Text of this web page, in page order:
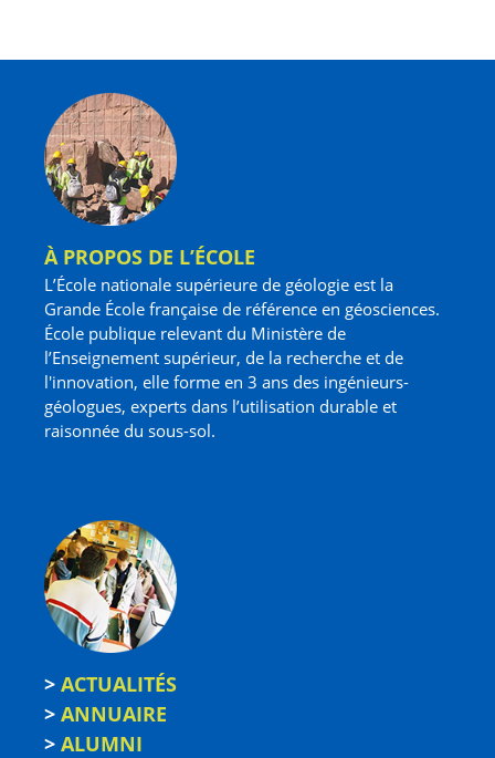
À PROPOS DE L’ÉCOLE
L’École nationale supérieure de géologie est la
Grande École française de référence en géosciences.
École publique relevant du Ministère de
l’Enseignement supérieur, de la recherche et de
l'innovation, elle forme en 3 ans des ingénieurs-
géologues, experts dans l’utilisation durable et
raisonnée du sous-sol.
> ACTUALITÉS
> ANNUAIRE
> ALUMNI